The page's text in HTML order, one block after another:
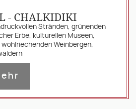
- CHALKIDIKI
Stränden, grünenden
Erbe, kulturellen Museen,
Weinbergen,